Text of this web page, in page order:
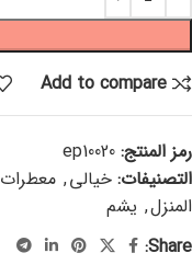
Add to compare
رمز المنتج: ep10020
التصنيفات: خيالي, معطرات
المنزل, يشم
Share: